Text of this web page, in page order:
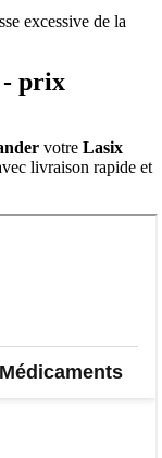
excessive de la
- prix
votre Lasix
livraison rapide et